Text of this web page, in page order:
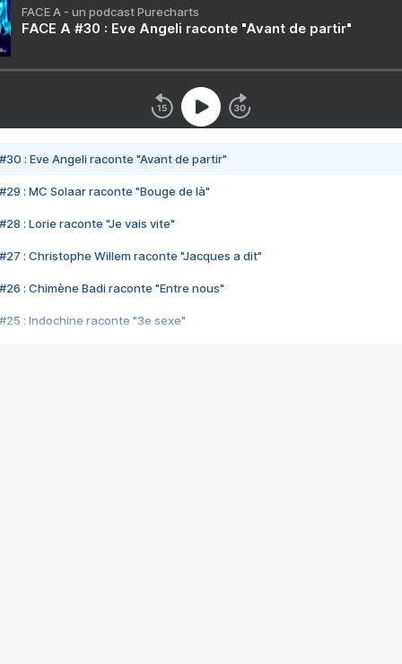
FACE A - un podcast Purecharts
FACE A #30 : Eve Angeli raconte "Avant de partir"
#30 : Eve Angeli raconte "Avant de partir"
#29 : MC Solaar raconte "Bouge de là"
#28 : Lorie raconte "Je vais vite"
#27 : Christophe Willem raconte "Jacques a dit"
#26 : Chimène Badi raconte "Entre nous"
#25 : Indochine raconte "3e sexe"